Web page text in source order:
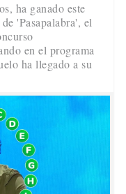
ha ganado este
'Pasapalabra', el
en el programa
ha llegado a su